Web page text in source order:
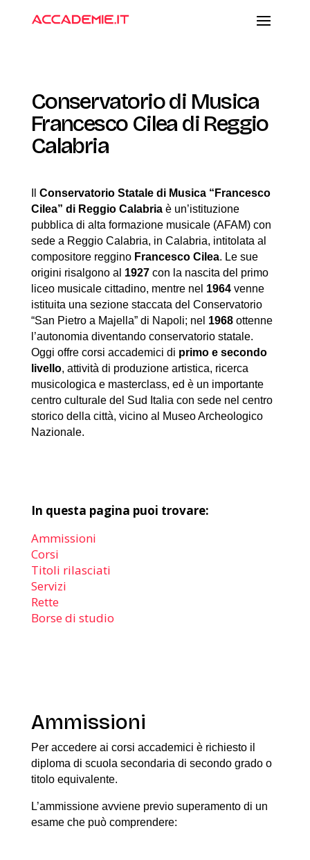
Conservatorio di Musica
Francesco Cilea di Reggio
Calabria
Conservatorio Statale di Musica “Francesco
Cilea” di Reggio Calabriaè un’istituzione
pubblica di alta formazione musicale (AFAM) con
sede a Reggio Calabria, in Calabria, intitolata al
compositore reggino Francesco Cilea. Le sue
origini risalgono al 1927con la nascita del primo
liceo musicale cittadino, mentre nel 1964venne
istituita una sezione staccata del Conservatorio
“San Pietro a Majella” di Napoli; nel 1968ottenne
l’autonomia diventando conservatorio statale.
Oggi offre corsi accademici di primo e secondo
livello, attività di produzione artistica, ricerca
musicologica e masterclass, ed è un importante
centro culturale del Sud Italia con sede nel centro
storico della città, vicino al Museo Archeologico
Nazionale.
In questa pagina puoi trovare:
Ammissioni
Corsi
Titoli rilasciati
Servizi
Rette
Borse di studio
Ammissioni
Per accedere ai corsi accademici è richiesto il
diploma di scuola secondaria di secondo grado o
titolo equivalente.
L’ammissione avviene previo superamento di un
esame che può comprendere: